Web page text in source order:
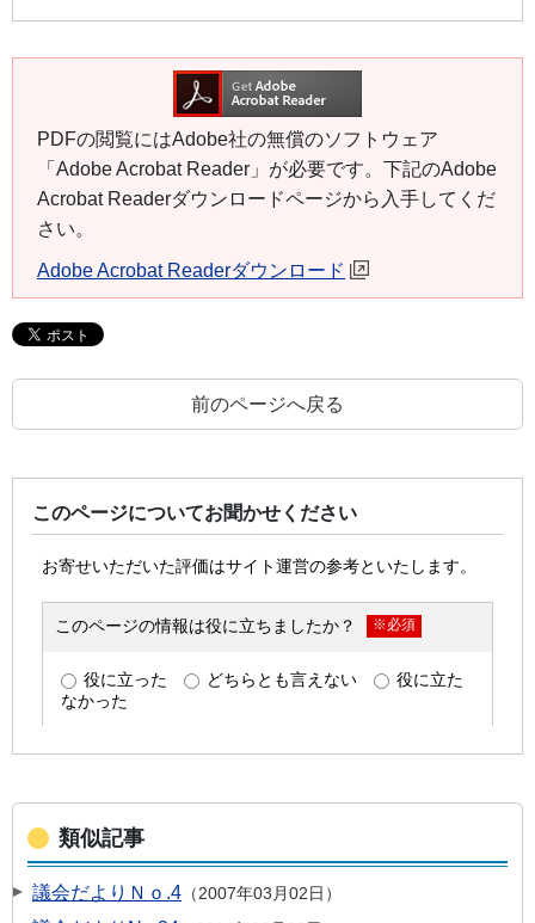
PDFの閲覧にはAdobe社の無償のソフトウェア
「Adobe Acrobat Reader」が必要です。下記のAdobe
Acrobat Readerダウンロードページから入手してくだ
さい。
Adobe Acrobat Readerダウンロード
前のページへ戻る
このページについてお聞かせください
類似記事
議会だよりＮｏ.4 2007年03月02日